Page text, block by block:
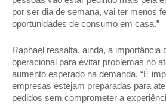
por ser dia de semana, vai ter menos
oportunidades de consumo em casa.”
Raphael ressalta, ainda, a importância
operacional para evitar problemas no
aumento esperado na demanda. “É
empresas estejam preparadas para
pedidos sem comprometer a